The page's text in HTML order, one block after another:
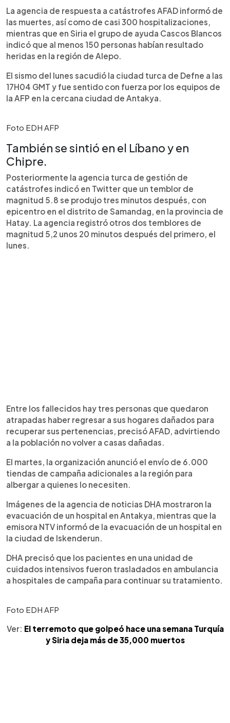
La agencia de respuesta a catástrofes AFAD informó de
las muertes, así como de casi 300 hospitalizaciones,
mientras que en Siria el grupo de ayuda Cascos Blancos
indicó que al menos 150 personas habían resultado
heridas en la región de Alepo.
El sismo del lunes sacudió la ciudad turca de Defne a las
17H04 GMT y fue sentido con fuerza por los equipos de
la AFP en la cercana ciudad de Antakya.
Foto EDH AFP
También se sintió en el Líbano y en
Chipre.
Posteriormente la agencia turca de gestión de
catástrofes indicó en Twitter que un temblor de
magnitud 5.8 se produjo tres minutos después, con
epicentro en el distrito de Samandag, en la provincia de
Hatay. La agencia registró otros dos temblores de
magnitud 5,2 unos 20 minutos después del primero, el
lunes.
Entre los fallecidos hay tres personas que quedaron
atrapadas haber regresar a sus hogares dañados para
recuperar sus pertenencias, precisó AFAD, advirtiendo
a la población no volver a casas dañadas.
El martes, la organización anunció el envío de 6.000
tiendas de campaña adicionales a la región para
albergar a quienes lo necesiten.
Imágenes de la agencia de noticias DHA mostraron la
evacuación de un hospital en Antakya, mientras que la
emisora NTV informó de la evacuación de un hospital en
la ciudad de Iskenderun.
DHA precisó que los pacientes en una unidad de
cuidados intensivos fueron trasladados en ambulancia
a hospitales de campaña para continuar su tratamiento.
Foto EDH AFP
Ver: El terremoto que golpeó hace una semana Turquía
y Siria deja más de 35,000 muertos